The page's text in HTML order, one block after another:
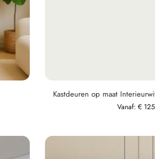
Kastdeuren op maat
Vanaf:€